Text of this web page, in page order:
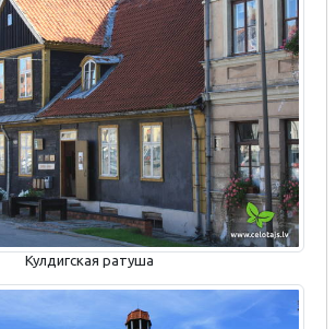
Кулдигская ратуша